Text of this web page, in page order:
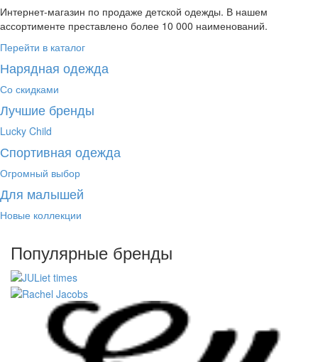
Интернет-магазин по продаже детской одежды. В нашем
ассортименте преставлено более 10 000 наименований.
Перейти в каталог
Нарядная одежда
Со скидками
Лучшие бренды
Lucky Child
Спортивная одежда
Огромный выбор
Для малышей
Новые коллекции
Популярные бренды